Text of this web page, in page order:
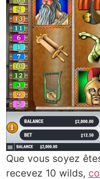
Que vous soyez
recevez 10 wilds,